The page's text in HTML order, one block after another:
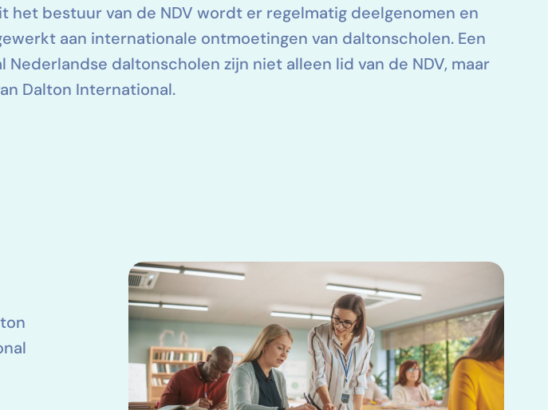
het bestuur van de NDV wordt er regelmatig deelgenomen en
aan internationale ontmoetingen van daltonscholen. Een
Nederlandse daltonscholen zijn niet alleen lid van de NDV, maar
Dalton International.